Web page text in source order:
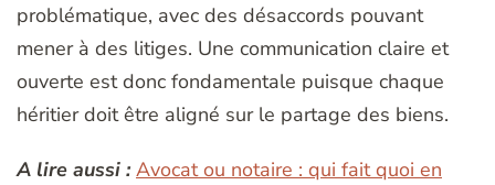
problématique, avec des désaccords pouvant
mener à des litiges. Une communication claire et
ouverte est donc fondamentale puisque chaque
héritier doit être aligné sur le partage des biens.
A lire aussi : Avocat ou notaire : qui fait quoi en